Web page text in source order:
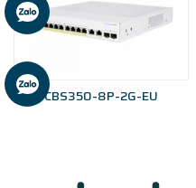
CBS350-8P-2G-EU